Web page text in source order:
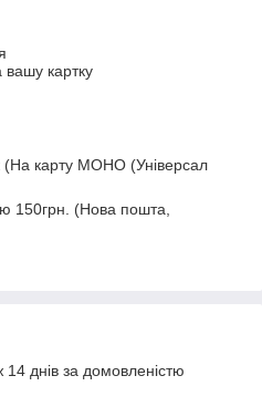
вашу картку
(На карту МОНО (Універсал
150грн. (Нова пошта,
днів за домовленістю